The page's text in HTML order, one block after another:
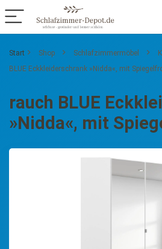
Start Shop Schlafzimmermöbel
BLUE Eckkleiderschrank »Nidda«, mit
rauch BLUE
»Nidda«, mit